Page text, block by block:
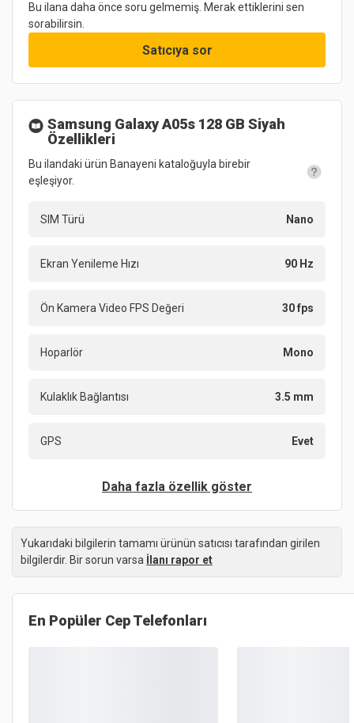
Bu ilana daha önce soru gelmemiş. Merak ettiklerini sen
sorabilirsin.
Satıcıya sor
Samsung Galaxy A05s 128 GB Siyah
Özellikleri
Bu ilandaki ürün Banayeni kataloğuyla birebir
eşleşiyor.
SIM Türü Nano
Ekran Yenileme Hızı 90 Hz
Ön Kamera Video FPS Değeri 30 fps
Hoparlör Mono
Kulaklık Bağlantısı 3.5 mm
GPS Evet
Daha fazla özellik göster
Yukarıdaki bilgilerin tamamı ürünün satıcısı tarafından girilen
bilgilerdir. Bir sorun varsa İlanı rapor et
En Popüler Cep Telefonları